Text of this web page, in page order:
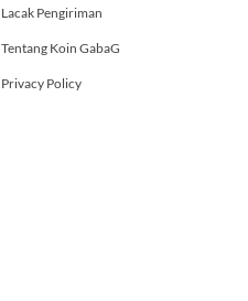
Lacak Pengiriman
Tentang Koin GabaG
Privacy Policy